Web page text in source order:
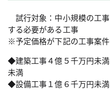
試行対象：中小規模の工
する必要がある工事
※予定価格が下記の工事案件
◆建築工事４億５千万円未
未満
◆設備工事１億６千万円未満